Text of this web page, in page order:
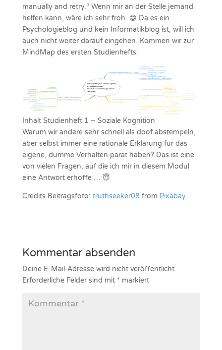
manually and retry.“ Wenn mir an der Stelle jemand
helfen kann, wäre ich sehr froh. 😁 Da es ein
Psychologieblog und kein Informatikblog ist, will ich
auch nicht weiter darauf eingehen. Kommen wir zur
MindMap des ersten Studienhefts:
Inhalt Studienheft 1 – Soziale Kognition
Warum wir andere sehr schnell als doof abstempeln,
aber selbst immer eine rationale Erklärung für das
eigene, dumme Verhalten parat haben? Das ist eine
von vielen Fragen, auf die ich mir in diesem Modul
eine Antwort erhoffe … 😇
Credits Beitragsfoto: truthseeker08 from Pixabay
Kommentar absenden
Deine E-Mail-Adresse wird nicht veröffentlicht.
Erforderliche Felder sind mit * markiert